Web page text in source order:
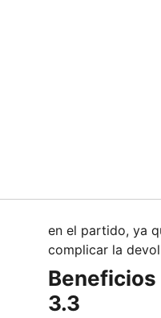
en el partido, ya
complicar la
3.3